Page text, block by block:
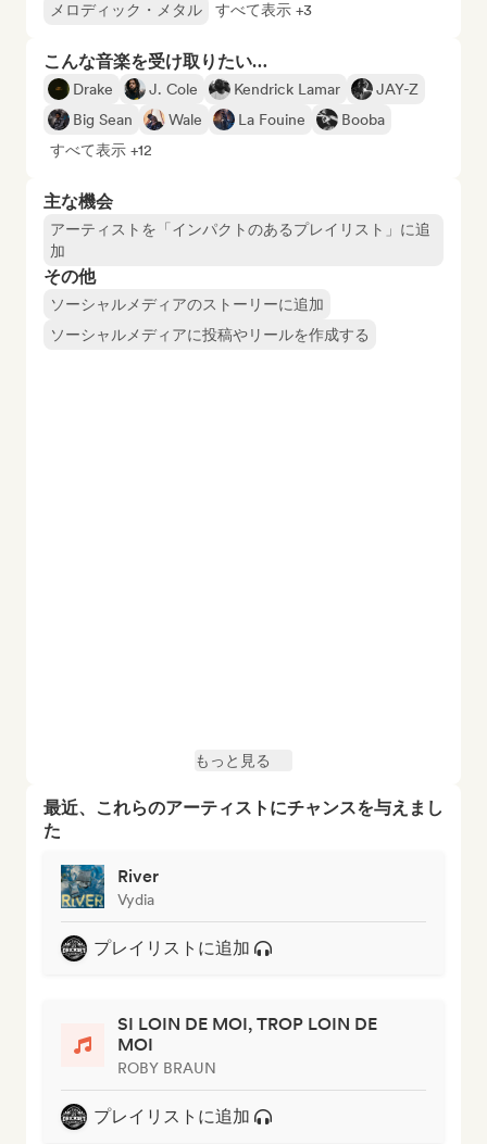
メロディック・メタル
すべて表示 +3
こんな音楽を受け取りたい…
Drake J. Cole Kendrick Lamar
JAY-Z
Big Sean
Wale La Fouine
Booba
すべて表示 +12
主な機会
アーティストを「インパクトのあるプレイリスト」に追
加
その他
ソーシャルメディアのストーリーに追加
ソーシャルメディアに投稿やリールを作成する
もっと見る
最近、これらのアーティストにチャンスを与えまし
た
River
Vydia
プレイリストに追加
SI LOIN DE MOI, TROP LOIN DE
MOI
ROBY BRAUN
プレイリストに追加